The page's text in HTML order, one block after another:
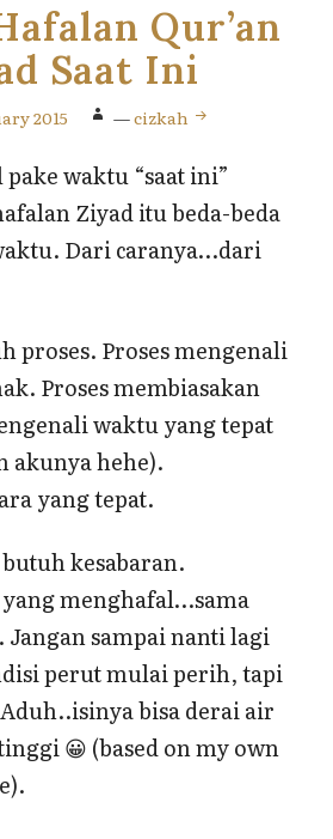
Qur’an
Saat Ini
2015 —cizkah
waktu “saat ini”
Ziyad itu beda-beda
Dari caranya…dari
proses. Proses mengenali
Proses membiasakan
waktu yang tepat
akunya hehe).
yang tepat.
kesabaran.
menghafal…sama
sampai nanti lagi
perut mulai perih, tapi
bisa derai air
😀 (based on my own